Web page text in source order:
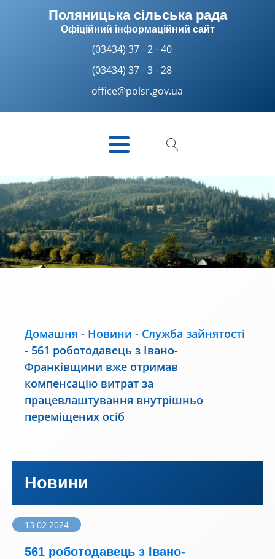
Поляницька сільська рада
Офіційний інформаційний сайт
(03434) 37 - 2 - 40
(03434) 37 - 3 - 28
office@polsr.gov.ua
Домашня - Новини - Служба зайнятості
- 561 роботодавець з Івано-
Франківщини вже отримав
компенсацію витрат за
працевлаштування внутрішньо
переміщених осіб
Новини
13 02 2024
561 роботодавець з Івано-